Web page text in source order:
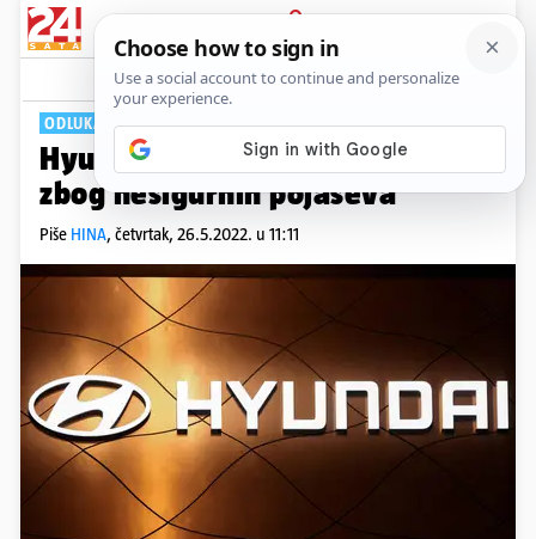
PRIJAVA
Tech Komentari
ODLUKA
Hyundai povlači 239.000 vozila
zbog nesigurnih pojaseva
Piše HINA, četvrtak, 26.5.2022. u 11:11